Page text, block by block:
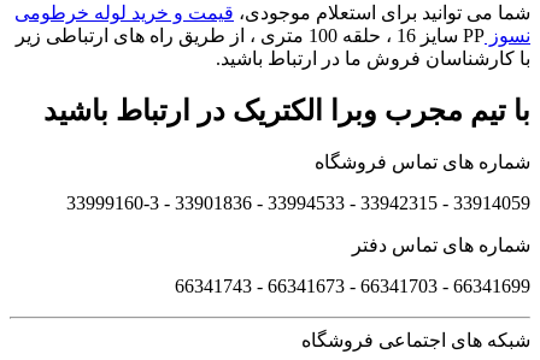
شما می توانید برای استعلام موجودی، قیمت و خرید لوله خرطومی
نسوز
PP سایز 16 ، حلقه 100 متری ، از طریق راه های ارتباطی زیر
با کارشناسان فروش ما در ارتباط باشید.
با تیم مجرب وبرا الکتریک در ارتباط باشید
شماره های تماس فروشگاه
33914059 - 33942315 - 33994533 - 33901836 - 33999160-3 ​
شماره های تماس دفتر
66341699 - 66341703 - 66341673 - 66341743
شبکه های اجتماعی فروشگاه